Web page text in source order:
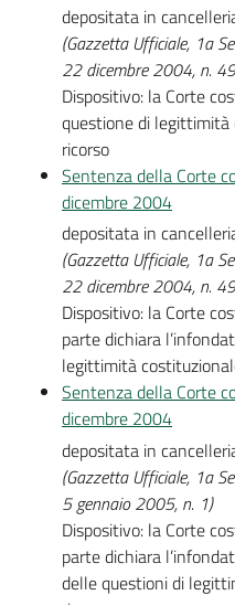
depositata in
(Gazzetta Ufficiale, 1a
22 dicembre 2004, n.
Dispositivo: la Corte
questione di
ricorso
Sentenza della Corte
dicembre 2004
depositata in
(Gazzetta Ufficiale, 1a
22 dicembre 2004, n.
Dispositivo: la Corte
parte dichiara
legittimità
Sentenza della Corte
dicembre 2004
depositata in
(Gazzetta Ufficiale, 1a
5 gennaio 2005, n. 1)
Dispositivo: la Corte
parte dichiara
delle questioni di